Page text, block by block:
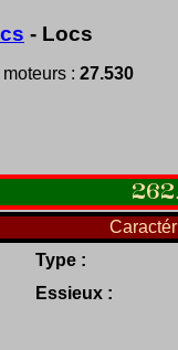
- Locs
: 27.530
262.
Type :
Essieux :